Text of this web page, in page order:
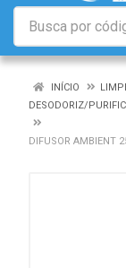
INÍCIO
DESODORIZ/
DIFUSOR AMBIENT